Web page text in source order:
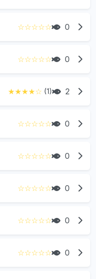
☆☆☆☆☆ 0
☆☆☆☆☆ 0
★★★★☆ (1) 2
☆☆☆☆☆ 0
☆☆☆☆☆ 0
☆☆☆☆☆ 0
☆☆☆☆☆ 0
☆☆☆☆☆ 0